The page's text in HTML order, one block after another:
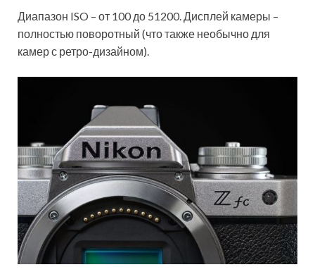
Диапазон ISO – от 100 до 51200. Дисплей камеры –
полностью поворотный (что также необычно для
камер с ретро-дизайном).